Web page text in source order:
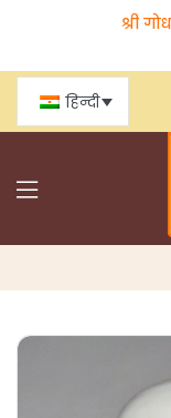
श्री
हिन्दी